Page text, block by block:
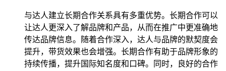
与达人建立长期合作关系具有多重优势。长期合作可以
让达人更深入了解品牌和产品，从而在推广中更准确地
传达品牌信息。随着合作深入，达人与品牌的默契度会
提升，带货效果也会增强。长期合作有助于品牌形象的
持续传播，提升国际知名度和口碑。同时，良好的合作